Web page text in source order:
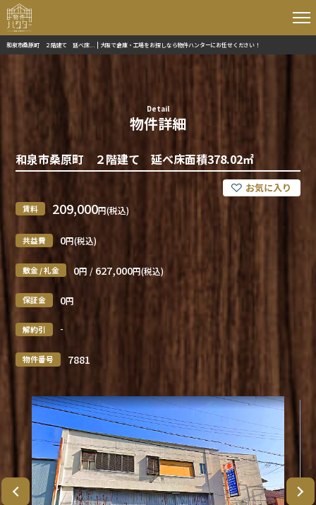
和泉市桑原町 ２階建て 延べ床... | 大阪で倉庫・工場をお探しなら物件ハンターにお任せください！
Detail
物件詳細
和泉市桑原町 ２階建て 延べ床面積378.02㎡
賃料 209,000円(税込)
共益費 0円(税込)
敷金 / 礼金 0円 / 627,000円(税込)
保証金 0円
解約引 -
物件番号 7881